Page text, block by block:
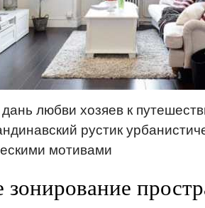
любви хозяев к
рустик
мотивами
зонирование